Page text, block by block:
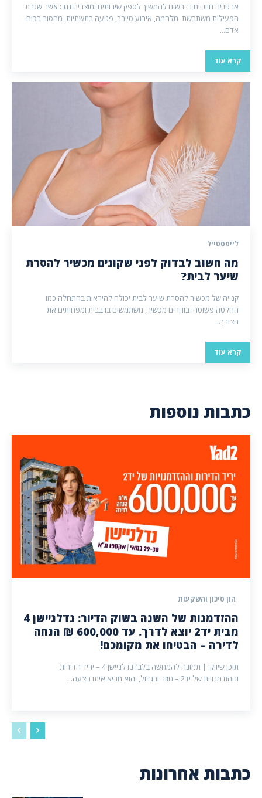
ארגונים חיוניים נדרשים להמשיך לספק שירותים ומוצרים גם כאשר שגרת
הפעילות משתבשת. מלחמה, אירוע סייבר, פגיעה בתשתיות, מחסור בכוח
אדם...
קרא עוד
לייפסטייל
מה חשוב לבדוק לפני שקונים מכשיר להסרת
שיער לבית?
קנייה של מכשיר להסרת שיער לבית יכולה להיראות בהתחלה כמו
החלטה פשוטה: בוחרים מכשיר, משתמשים בו בבית ומפחיתים את
הצורך...
קרא עוד
כתבות נוספות
הון סיכון והשקעות
ההזדמנות של השנה בשוק הדיור: נדלניישן 4
מבית יד2 יוצא לדרך. עד 600,000 ₪ הנחה
לדירה – הבטיחו את מקומכם!
תוכן שיווקי | תמונה להמחשה בלבדנדלניישן 4 – יריד הדירות
וההזדמנויות של יד2 – חוזר ובגדול, והוא מביא איתו הצעה...
כתבות אחרונות